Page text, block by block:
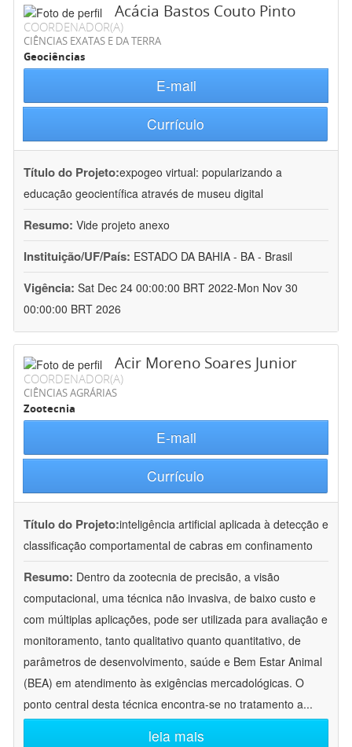
Acácia Bastos Couto Pinto
COORDENADOR(A)
CIÊNCIAS EXATAS E DA TERRA
Geociências
E-mail
Currículo
Título do Projeto:expogeo virtual: popularizando a
educação geocientífica através de museu digital
Resumo: Vide projeto anexo
Instituição/UF/País: ESTADO DA BAHIA - BA - Brasil
Vigência: Sat Dec 24 00:00:00 BRT 2022-Mon Nov 30
00:00:00 BRT 2026
Acir Moreno Soares Junior
COORDENADOR(A)
CIÊNCIAS AGRÁRIAS
Zootecnia
E-mail
Currículo
Título do Projeto:inteligência artificial aplicada à detecção e
classificação comportamental de cabras em confinamento
Resumo: Dentro da zootecnia de precisão, a visão
computacional, uma técnica não invasiva, de baixo custo e
com múltiplas aplicações, pode ser utilizada para avaliação e
monitoramento, tanto qualitativo quanto quantitativo, de
parâmetros de desenvolvimento, saúde e Bem Estar Animal
(BEA) em atendimento às exigências mercadológicas. O
ponto central desta técnica encontra-se no tratamento a...
leia mais